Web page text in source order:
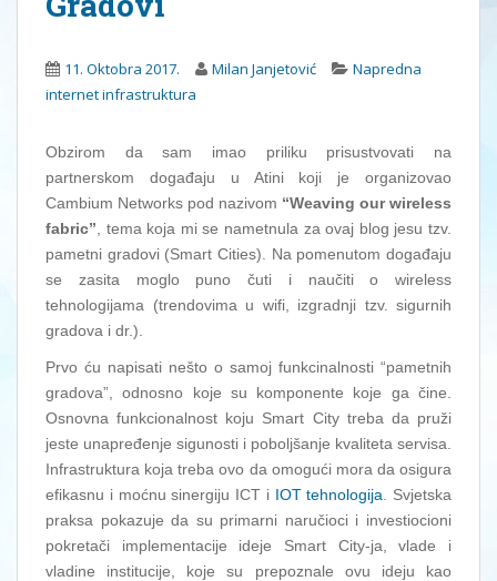
11. Oktobra 2017. Milan Janjetović
Napredna
internet infrastruktura
Obzirom da sam imao priliku prisustvovati na
partnerskom događaju u Atini koji je organizovao
Cambium Networks pod nazivom “Weaving our wireless
fabric” , tema koja mi se nametnula za ovaj blog jesu tzv.
pametni gradovi (Smart Cities). Na pomenutom događaju
se zasita moglo puno čuti i naučiti o wireless
tehnologijama (trendovima u wifi, izgradnji tzv. sigurnih
gradova i dr.).
Prvo ću napisati nešto o samoj funkcinalnosti “pametnih
gradova”, odnosno koje su komponente koje ga čine.
Osnovna funkcionalnost koju Smart City treba da pruži
jeste unapređenje sigunosti i poboljšanje kvaliteta servisa.
Infrastruktura koja treba ovo da omogući mora da osigura
efikasnu i moćnu sinergiju ICT i IOT tehnologija . Svjetska
praksa pokazuje da su primarni naručioci i investiocioni
pokretači implementacije ideje Smart City-ja, vlade i
vladine institucije, koje su prepoznale ovu ideju kao